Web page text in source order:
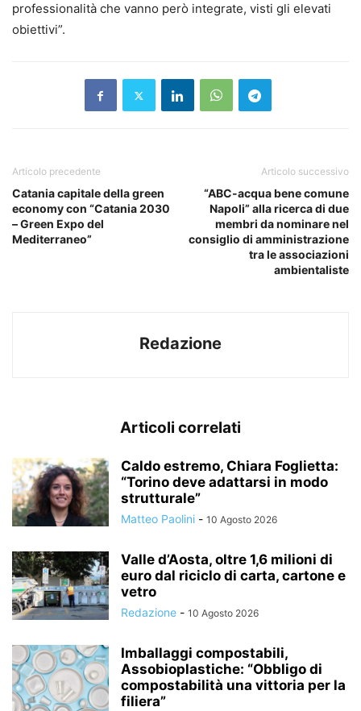
professionalità che vanno però integrate, visti gli elevati
obiettivi”.
Articolo precedente
Catania capitale della green
economy con “Catania 2030
– Green Expo del
Mediterraneo”
Articolo successivo
“ABC-acqua bene comune
Napoli” alla ricerca di due
membri da nominare nel
consiglio di amministrazione
tra le associazioni
ambientaliste
Redazione
Articoli correlati
Caldo estremo, Chiara Foglietta:
“Torino deve adattarsi in modo
strutturale”
Matteo Paolini - 10 Agosto 2026
Valle d’Aosta, oltre 1,6 milioni di
euro dal riciclo di carta, cartone e
vetro
Redazione - 10 Agosto 2026
Imballaggi compostabili,
Assobioplastiche: “Obbligo di
compostabilità una vittoria per la
filiera”